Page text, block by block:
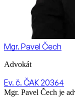
Mgr. Pavel Čech
Advokát
Ev. č. ČAK 20364
Mgr. Pavel Čech je